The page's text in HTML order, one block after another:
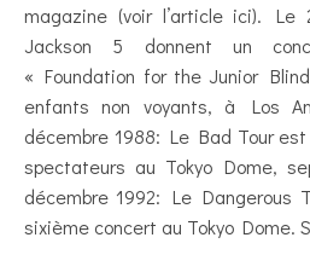
magazine (voir l’article ici). Le
Jackson 5 donnent un
« Foundation for the Junior
enfants non voyants, à Los
décembre 1988: Le Bad Tour
spectateurs au Tokyo Dome,
décembre 1992: Le Dangerous
sixième concert au Tokyo Dome.